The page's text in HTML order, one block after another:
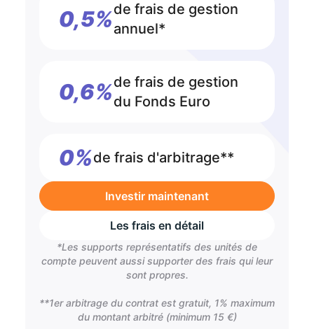
0,5%de frais de gestion
annuel*
0,6%de frais de gestion
du Fonds Euro
0%de frais d'arbitrage**
Investir maintenant
Les frais en détail
*Les supports représentatifs des unités de
compte peuvent aussi supporter des frais qui leur
sont propres.
**1er arbitrage du contrat est gratuit, 1% maximum
du montant arbitré (minimum 15 €)